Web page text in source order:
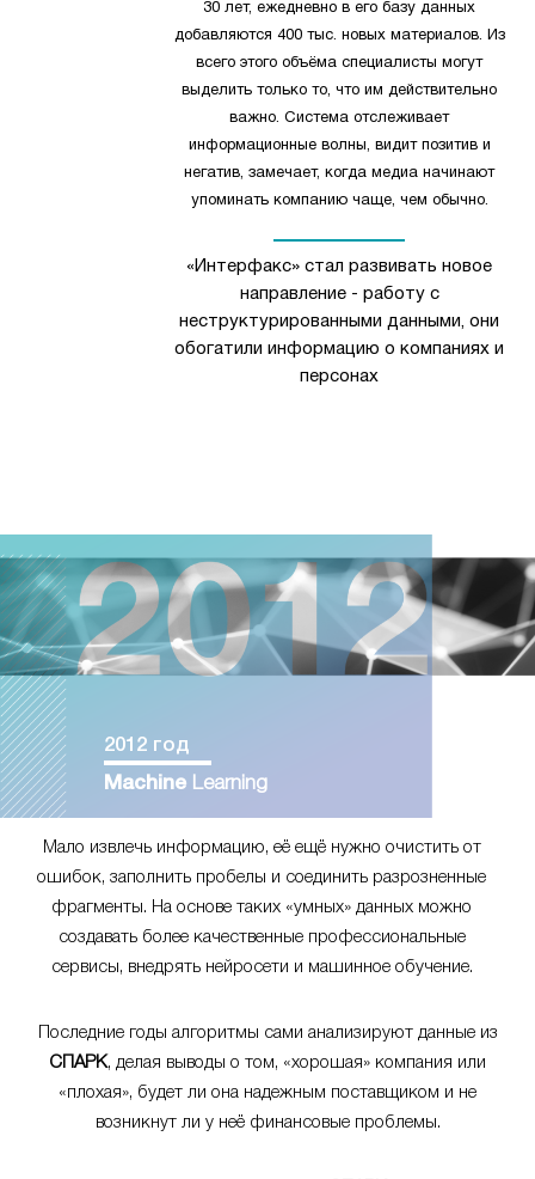
30 лет, ежедневно в его базу данных
добавляются 400 тыс. новых материалов. Из
всего этого объёма специалисты могут
выделить только то, что им действительно
важно. Система отслеживает
информационные волны, видит позитив и
негатив, замечает, когда медиа начинают
упоминать компанию чаще, чем обычно.
«Интерфакс» стал развивать новое
направление - работу с
неструктурированными данными, они
обогатили информацию о компаниях и
персонах
2012 год
Machine Learning
Мало извлечь информацию, её ещё нужно очистить от
ошибок, заполнить пробелы и соединить разрозненные
фрагменты. На основе таких «умных» данных можно
создавать более качественные профессиональные
сервисы, внедрять нейросети и машинное обучение.
Последние годы алгоритмы сами анализируют данные из
СПАРК, делая выводы о том, «хорошая» компания или
«плохая», будет ли она надежным поставщиком и не
возникнут ли у неё финансовые проблемы.